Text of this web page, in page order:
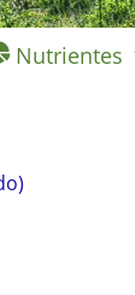
Nutrientes